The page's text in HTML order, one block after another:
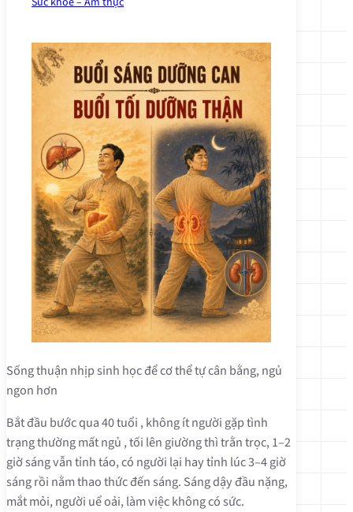
Sống thuận nhịp sinh học để cơ thể tự cân bằng, ngủ
ngon hơn
Bắt đầu bước qua 40 tuổi , không ít người gặp tình
trạng thường mất ngủ , tối lên giường thì trằn trọc, 1–2
giờ sáng vẫn tỉnh táo, có người lại hay tỉnh lúc 3–4 giờ
sáng rồi nằm thao thức đến sáng. Sáng dậy đầu nặng,
mắt mỏi, người uể oải, làm việc không có sức.